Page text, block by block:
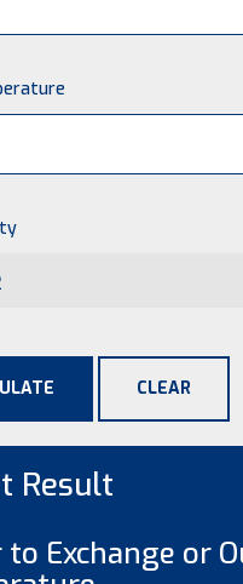
CLEAR
Result
to Exchange or